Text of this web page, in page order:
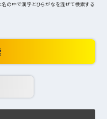
の中で漢字とひらがなを混ぜて検索する